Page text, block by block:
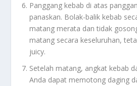
Panggang kebab di atas
panaskan. Bolak-balik kebab
matang merata dan tidak
matang secara keseluruhan,
juicy.
Setelah matang, angkat kebab
Anda dapat memotong daging